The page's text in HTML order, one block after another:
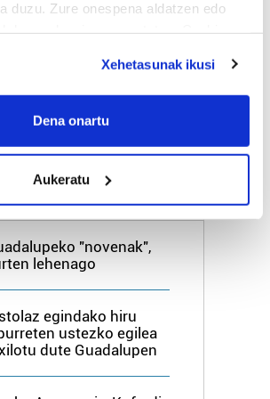
duzu. Zure onespena aldatzen edo
also like to:
about your geographical
device by actively scanning it for
(fingerprinting)
in thedetails section
zure datu pertsonalak
zure IP zenbakia, besteak beste,
cookieak adibidez, iragarki eta eduki
iragarkiak eta edukia
buruzko informazioa biltzeko eta
Xehetasunak ikusi
Dena onartu
Aukeratu
21º
Irun
irakurrienak
"novenak",
lehenago
egindako hiru
ustezko egilea
dute Guadalupen